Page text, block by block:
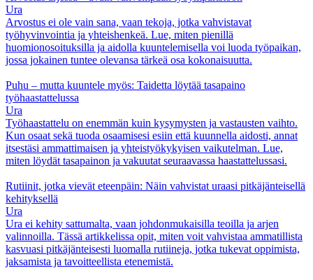
Ura
Arvostus ei ole vain sana, vaan tekoja, jotka vahvistavat
työhyvinvointia ja yhteishenkeä. Lue, miten pienillä
huomionosoituksilla ja aidolla kuuntelemisella voi luoda työpaikan,
jossa jokainen tuntee olevansa tärkeä osa kokonaisuutta.
Puhu – mutta kuuntele myös: Taidetta löytää tasapaino
työhaastattelussa
Ura
Työhaastattelu on enemmän kuin kysymysten ja vastausten vaihto.
Kun osaat sekä tuoda osaamisesi esiin että kuunnella aidosti, annat
itsestäsi ammattimaisen ja yhteistyökykyisen vaikutelman. Lue,
miten löydät tasapainon ja vakuutat seuraavassa haastattelussasi.
Rutiinit, jotka vievät eteenpäin: Näin vahvistat uraasi pitkäjänteisellä
kehityksellä
Ura
Ura ei kehity sattumalta, vaan johdonmukaisilla teoilla ja arjen
valinnoilla. Tässä artikkelissa opit, miten voit vahvistaa ammatillista
kasvuasi pitkäjänteisesti luomalla rutiineja, jotka tukevat oppimista,
jaksamista ja tavoitteellista etenemistä.